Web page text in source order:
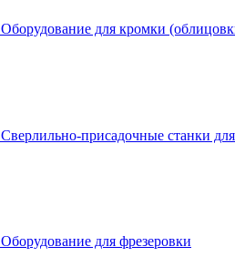
Оборудование для кромки
Сверлильно-присадочные станки
Оборудование для фрезеровки